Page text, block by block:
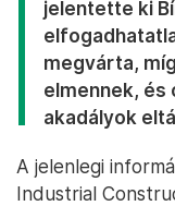
jelentette ki
megvárta,
elmennek, és
akadályok
A jelenlegi
Industrial